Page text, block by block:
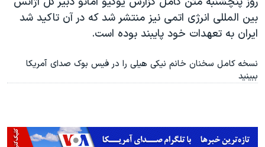
بین المللی انرژی اتمی نیز منتشر شد که در آن تاکید شد
ایران به تعهدات خود پایبند بوده است.
نسخه کامل سخنان خانم نیکی هیلی را در فیس بوک صدای آمریکا
ببینید